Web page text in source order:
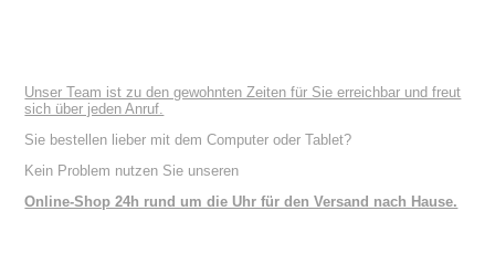
Unser Team ist zu den gewohnten Zeiten für Sie erreichbar und freut
sich über jeden Anruf.
Sie bestellen lieber mit dem Computer oder Tablet?
Kein Problem nutzen Sie unseren
Online-Shop 24h rund um die Uhr für den Versand nach Hause.